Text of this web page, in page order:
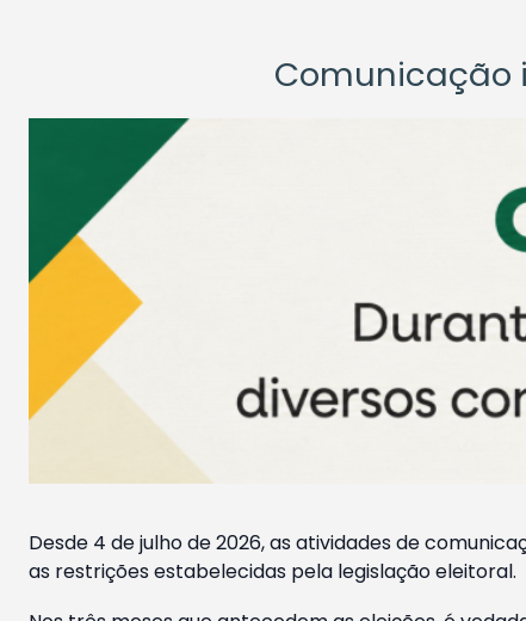
Comunicação
Desde 4 de julho de 2026, as atividades de
as restrições estabelecidas pela legislação eleitoral.